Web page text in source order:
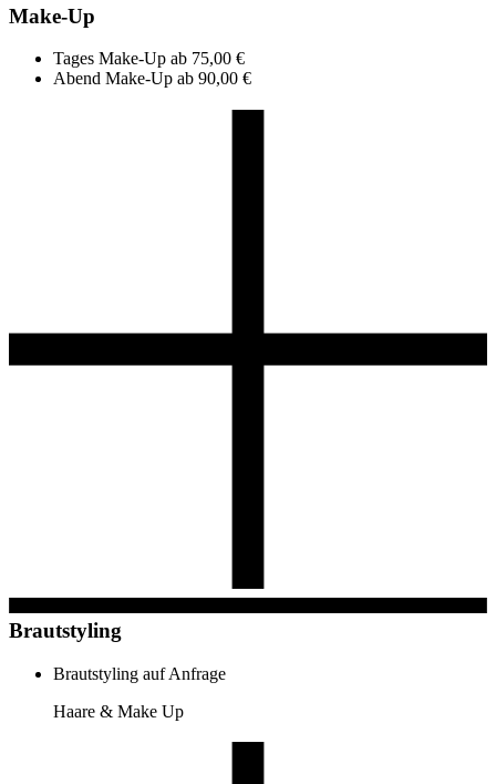
Make-Up
Tages Make-Up ab 75,00 €
Abend Make-Up ab 90,00 €
Brautstyling
Brautstyling auf Anfrage
Haare & Make Up